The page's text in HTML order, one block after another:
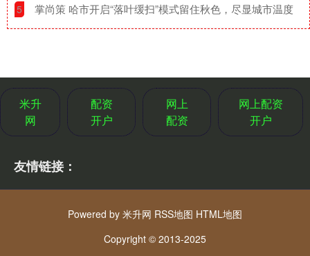
5 ​掌尚策 哈市开启“落叶缓扫”模式留住秋色，尽显城市温度
米升
网
配资
开户
网上
配资
网上配资
开户
友情链接：
Powered by 米升网 RSS地图 HTML地图
Copyright © 2013-2025